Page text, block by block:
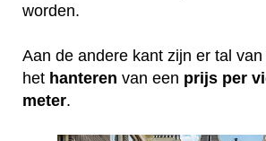
worden.
Aan de andere kant zijn er tal van
het hanteren van een prijs per
meter.